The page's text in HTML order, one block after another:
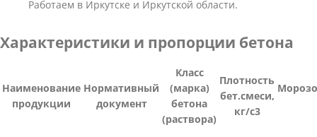
Работаем в Иркутске и Иркутской области.
Характеристики и пропорции бетона
Наименование
продукции
Нормативный
документ
Класс
(марка)
бетона
(раствора)
Плотность
бет.смеси,
кг/с3